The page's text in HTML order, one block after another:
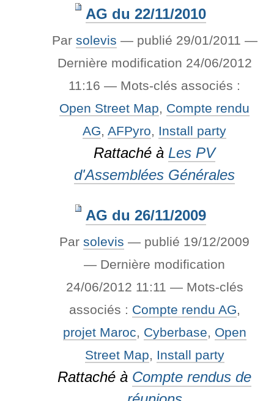
AG du 22/11/2010
Par solevis — publié 29/01/2011 —
Dernière modification 24/06/2012
11:16— Mots-clés associés :
Open Street Map, Compte rendu
AG,AFPyro, Install party
Rattaché à Les PV
d'Assemblées Générales
AG du 26/11/2009
Parsolevis — publié 19/12/2009
— Dernière modification
24/06/2012 11:11 — Mots-clés
associés : Compte rendu AG,
projet Maroc, Cyberbase, Open
Street Map, Install party
Rattaché à Compte rendus de